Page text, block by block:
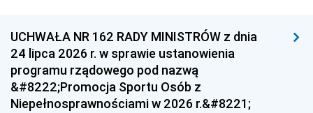
UCHWAŁA NR 162 RADY MINISTRÓW z dnia
24 lipca 2026 r. w sprawie ustanowienia
programu rządowego pod nazwą
&#8222;Promocja Sportu Osób z
Niepełnosprawnościami w 2026 r.&#8221;